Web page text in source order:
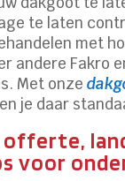
te laten
met
andere Fakro
Met onze
je daar
offerte,
voor